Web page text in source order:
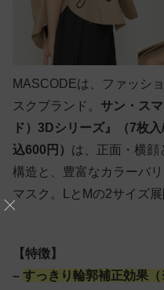
MASCODEは、ファッシ
スクブランド。 サン・ス
ド）3Dシリーズ』（7枚
込600円） は、正面・横顔
構造と、豊富なカラーバ
マスク。LとMの2サイズ展
【特徴】
– すっきり輪郭補正効果